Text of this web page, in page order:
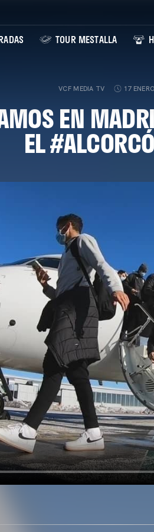
TOUR MESTALLA
VCF MEDIA TV 17
EN
EL